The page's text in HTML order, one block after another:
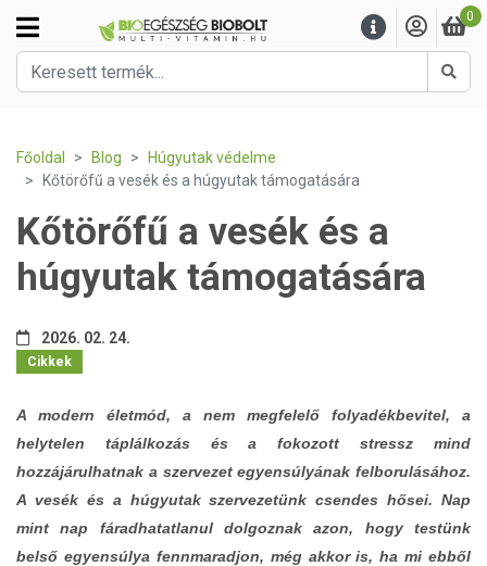
0
Főoldal Blog
Húgyutak védelme
Kőtörőfű a vesék és a húgyutak támogatására
Kőtörőfű a vesék és a
húgyutak támogatására
2026. 02. 24.
Cikkek
A modern életmód, a nem megfelelő folyadékbevitel, a
helytelen táplálkozás és a fokozott stressz mind
hozzájárulhatnak a szervezet egyensúlyának felborulásához.
A vesék és a húgyutak szervezetünk csendes hősei. Nap
mint nap fáradhatatlanul dolgoznak azon, hogy testünk
belső egyensúlya fennmaradjon, még akkor is, ha mi ebből